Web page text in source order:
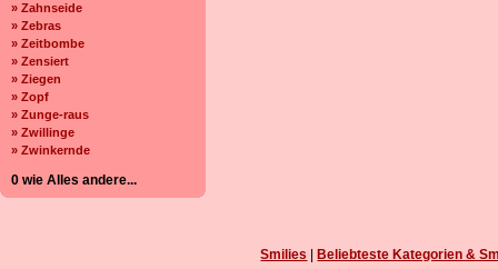
» Zahnseide
» Zebras
» Zeitbombe
» Zensiert
» Ziegen
» Zopf
» Zunge-raus
» Zwillinge
» Zwinkernde
0 wie Alles andere...
Smilies Beliebteste Kategorien &